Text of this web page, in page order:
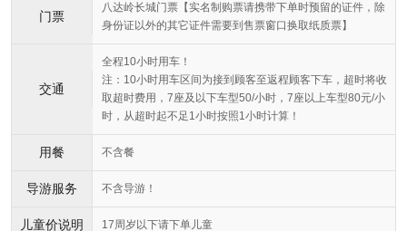
门票
八达岭长城门票【实名制购票请携带下单时预留的证件，除
身份证以外的其它证件需要到售票窗口换取纸质票】
交通
全程10小时用车！
注：10小时用车区间为接到顾客至返程顾客下车，超时将收
取超时费用，7座及以下车型50/小时，7座以上车型80元/小
时，从超时起不足1小时按照1小时计算！
用餐 不含餐
导游服务 不含导游！
儿童价说明 17周岁以下请下单儿童